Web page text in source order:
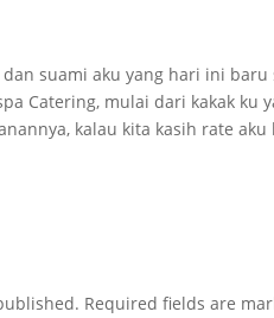
dan suami aku yang hari ini
Catering, mulai dari kakak ku
kalau kita kasih rate
Required fields are